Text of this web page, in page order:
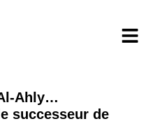
Ahly…
successeur de